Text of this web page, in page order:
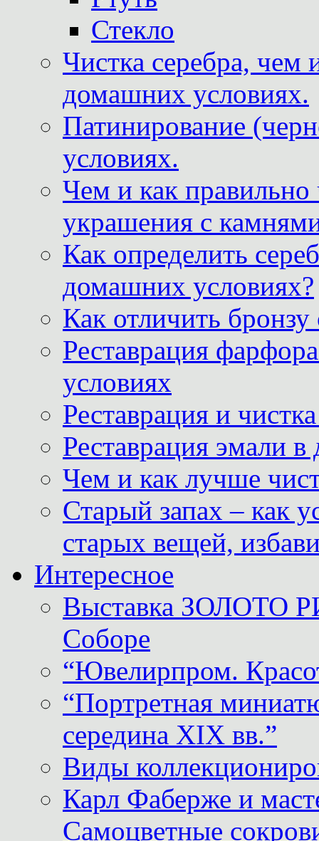
Стекло
Чистка серебра, чем
домашних условиях.
Патинирование
условиях.
Чем и как
украшения с
Как определить
домашних условиях?
Как отличить
Реставрация
условиях
Реставрация и
Реставрация эмали
Чем и как лучше
Старый запах – как
старых вещей,
Интересное
Выставка ЗОЛОТО
Соборе
“Ювелирпром.
“Портретная
середина XIX вв.”
Виды
Карл Фаберже и
Самоцветные